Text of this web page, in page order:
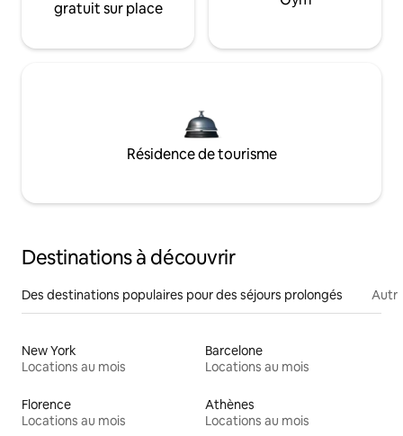
gratuit sur place
Résidence de tourisme
Destinations à découvrir
Des destinations populaires pour des séjours prolongés
New York
Locations au mois
Barcelone
Locations au mois
Florence
Locations au mois
Athènes
Locations au mois